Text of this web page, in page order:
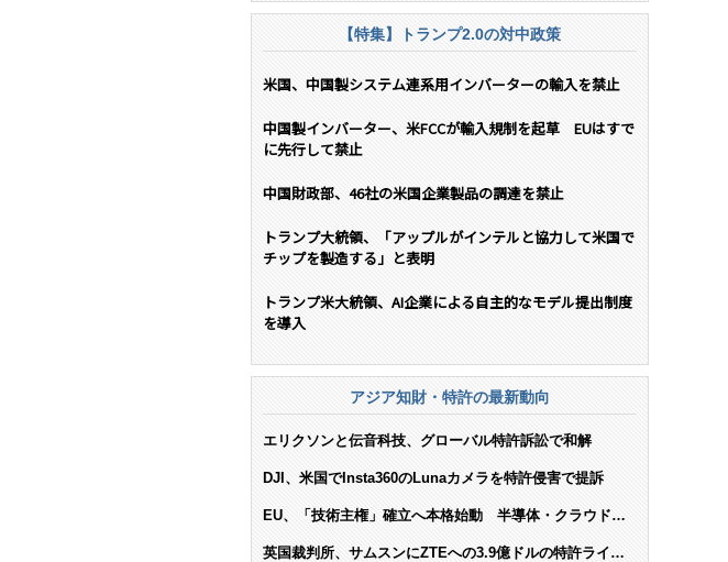
【特集】トランプ2.0の対中政策
米国、中国製システム連系用インバーターの輸入を禁止
中国製インバーター、米FCCが輸入規制を起草 EUはすで
に先行して禁止
中国財政部、46社の米国企業製品の調達を禁止
トランプ大統領、「アップルがインテルと協力して米国で
チップを製造する」と表明
トランプ米大統領、AI企業による自主的なモデル提出制度
を導入
アジア知財・特許の最新動向
エリクソンと伝音科技、グローバル特許訴訟で和解
DJI、米国でInsta360のLunaカメラを特許侵害で提訴
EU、「技術主権」確立へ本格始動 半導体・クラウド・
英国裁判所、サムスンにZTEへの3.9億ドルの特許ライセ